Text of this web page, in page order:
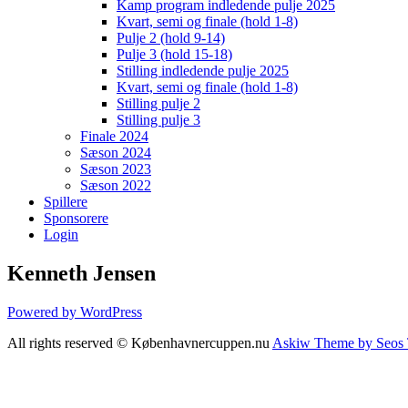
Kamp program indledende pulje 2025
Kvart, semi og finale (hold 1-8)
Pulje 2 (hold 9-14)
Pulje 3 (hold 15-18)
Stilling indledende pulje 2025
Kvart, semi og finale (hold 1-8)
Stilling pulje 2
Stilling pulje 3
Finale 2024
Sæson 2024
Sæson 2023
Sæson 2022
Spillere
Sponsorere
Login
Kenneth Jensen
Powered by WordPress
All rights reserved © Københavnercuppen.nu Askiw Theme by Seos